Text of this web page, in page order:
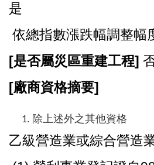
是
依總指數漲跌幅調整幅
[是否屬災區重建工程]
[廠商資格摘要]
除上述外之其他資格
乙級營造業或綜合營造